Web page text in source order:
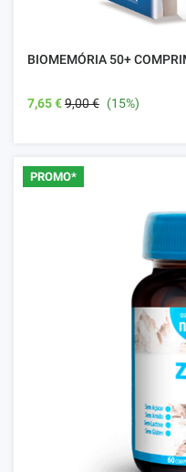
BIOMEMÓRIA 50+
7,65 €9,00 € (15%)
PROMO*